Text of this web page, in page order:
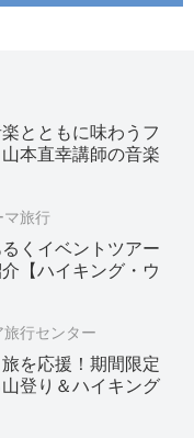
とともに味わうフ
本直幸講師の音楽
マ旅行
くイベントツアー
【ハイキング・ウ
行センター
を応援！期間限定
登り＆ハイキング